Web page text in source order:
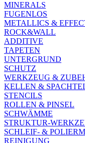
MINERALS
FUGENLOS
METALLICS &
ROCK&WALL
ADDITIVE
TAPETEN
UNTERGRUND
SCHUTZ
WERKZEUG &
KELLEN &
STENCILS
ROLLEN & PINSEL
SCHWÄMME
STRUKTUR-
SCHLEIF- &
REINIGUNG